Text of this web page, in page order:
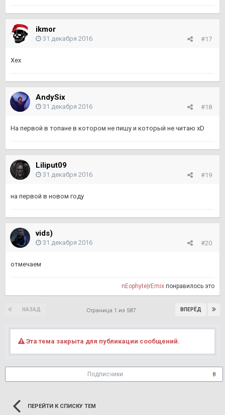
ikmor
#17
31 декабря 2016
Хех
AndySix
#18
31 декабря 2016
На первой в топане в котором не пишу и который не читаю xD
Liliput09
#19
31 декабря 2016
на первой в новом году
vids)
#20
31 декабря 2016
отмечаем
nEophyte|rEmix понравилось это
НАЗАД ВПЕРЁД
Страница 1 из 587
Эта тема закрыта для публикации сообщений.
Подписчики 8
ПЕРЕЙТИ К СПИСКУ ТЕМ